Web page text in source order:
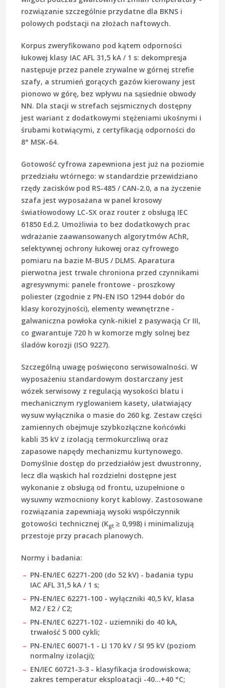
rozwiązanie szczególnie przydatne dla BKNS i
polowych podstacji na złożach naftowych.
Korpus zweryfikowano pod kątem odporności
łukowej klasy IAC AFL 31,5 kA / 1 s: dekompresja
następuje przez panele zrywalne w górnej strefie
szafy, a strumień gorących gazów kierowany jest
pionowo w górę, bez wpływu na sąsiednie obwody
NN. Dla stacji w strefach sejsmicznych dostępny
jest wariant z dodatkowymi stężeniami ukośnymi i
śrubami kotwiącymi, z certyfikacją odporności do
8° MSK-64.
Gotowość cyfrowa zapewniona jest już na poziomie
przedziału wtórnego: w standardzie przewidziano
rzędy zacisków pod RS-485 / CAN-2.0, a na życzenie
szafa jest wyposażana w panel krosowy
światłowodowy LC-SX oraz router z obsługą IEC
61850 Ed.2. Umożliwia to bez dodatkowych prac
wdrażanie zaawansowanych algorytmów AChR,
selektywnej ochrony łukowej oraz cyfrowego
pomiaru na bazie M-BUS / DLMS. Aparatura
pierwotna jest trwale chroniona przed czynnikami
agresywnymi: panele frontowe - proszkowy
poliester (zgodnie z PN-EN ISO 12944 dobór do
klasy korozyjności), elementy wewnętrzne -
galwaniczna powłoka cynk-nikiel z pasywacją Cr III,
co gwarantuje 720 h w komorze mgły solnej bez
śladów korozji (ISO 9227).
Szczególną uwagę poświęcono serwisowalności. W
wyposażeniu standardowym dostarczany jest
wózek serwisowy z regulacją wysokości blatu i
mechanicznym ryglowaniem kasety, ułatwiający
wysuw wyłącznika o masie do 260 kg. Zestaw części
zamiennych obejmuje szybkozłączne końcówki
kabli 35 kV z izolacją termokurczliwą oraz
zapasowe napędy mechanizmu kurtynowego.
Domyślnie dostęp do przedziałów jest dwustronny,
lecz dla wąskich hal rozdzielni dostępne jest
wykonanie z obsługą od frontu, uzupełnione o
wysuwny wzmocniony koryt kablowy. Zastosowane
rozwiązania zapewniają wysoki współczynnik
gotowości technicznej (Kgt ≥ 0,998) i minimalizują
przestoje przy pracach planowych.
Normy i badania:
PN-EN/IEC 62271-200 (do 52 kV) - badania typu
IAC AFL 31,5 kA / 1 s;
PN-EN/IEC 62271-100 - wyłączniki 40,5 kV, klasa
M2 / E2 / C2;
PN-EN/IEC 62271-102 - uziemniki do 40 kA,
trwałość 5 000 cykli;
PN-EN/IEC 60071-1 - LI 170 kV / SI 95 kV (poziom
normalny izolacji);
EN/IEC 60721-3-3 - klasyfikacja środowiskowa;
zakres temperatur eksploatacji -40…+40 °C;